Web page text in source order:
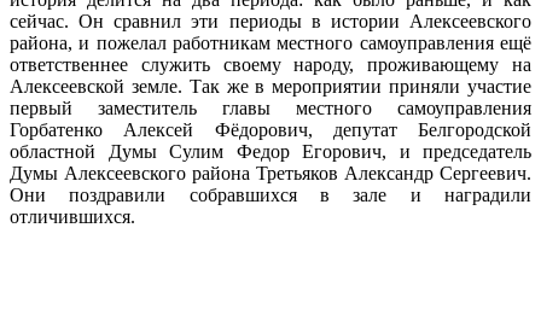
сейчас. Он сравнил эти периоды в истории Алексеевского
района, и пожелал работникам местного самоуправления ещё
ответственнее служить своему народу, проживающему на
Алексеевской земле. Так же в мероприятии приняли участие
первый заместитель главы местного самоуправления
Горбатенко Алексей Фёдорович, депутат Белгородской
областной Думы Сулим Федор Егорович, и председатель
Думы Алексеевского района Третьяков Александр Сергеевич.
Они поздравили собравшихся в зале и наградили
отличившихся.